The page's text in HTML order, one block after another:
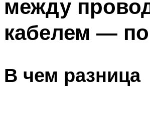
между
кабелем —
В чем разница